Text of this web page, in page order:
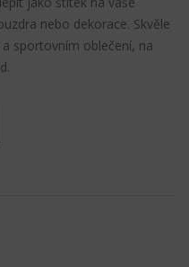
nebo dekorace. Skvěle
sportovním oblečení, na